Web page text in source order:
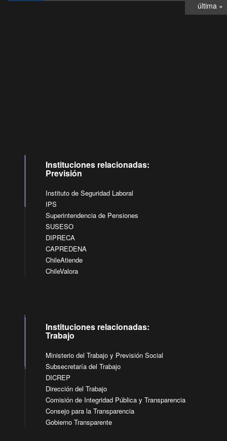
última »
Instituciones relacionadas:
Previsión
Instituto de Seguridad Laboral
IPS
Superintendencia de Pensiones
SUSESO
DIPRECA
CAPREDENA
ChileAtiende
ChileValora
Instituciones relacionadas:
Trabajo
Ministerio del Trabajo y Previsión Social
Subsecretaría del Trabajo
DICREP
Dirección del Trabajo
Comisión de Integridad Pública y Transparencia
Consejo para la Transparencia
Gobierno Transparente